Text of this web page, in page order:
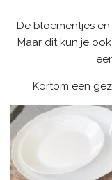
De bloementjes
Maar dit kun je
Kortom een